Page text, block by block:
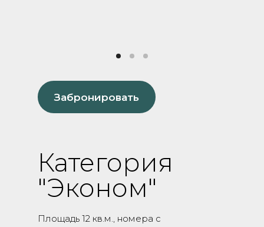
Забронировать
Категория
"Эконом"
Площадь 12 кв.м., номера с